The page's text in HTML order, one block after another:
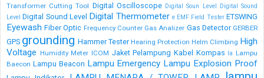
Transformer Cutting Tool Digital Oscilloscope Digital Soun Level Digital Sound
Level Digital Sound Level Digital Thermometer e EMF Field Tester ETSWING
Eyewash Fiber Optic Frequency Counter Gas Analizer Gas Detector GERBER
GPS grounding Hammer Tester Hearing Protection Helm Climbing High
Voltage Humidity Meter ICOM Jaket Pelampung Kabel Kompas la Lampu
Baecon Lampu Beacon Lampu Emergency Lampu Explosion Proof